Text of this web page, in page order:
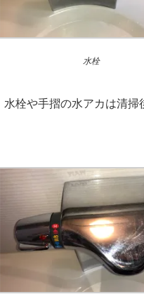
水栓
栓や手摺の水アカは清